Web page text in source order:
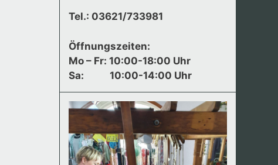
Tel.: 03621/733981
Öffnungszeiten:
Mo – Fr: 10:00-18:00 Uhr
Sa: 10:00-14:00 Uhr